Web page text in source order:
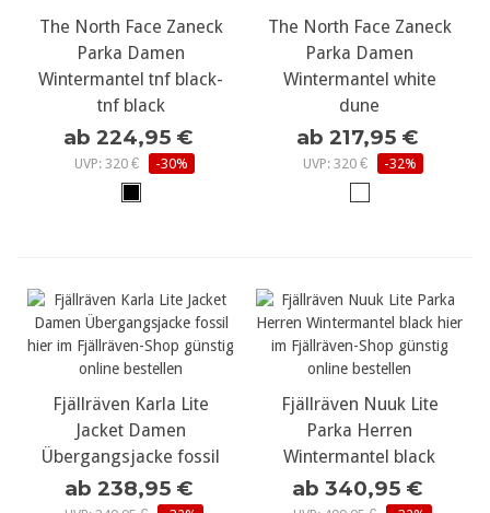
The North Face Zaneck
Parka Damen
Wintermantel tnf black-
tnf black
ab 224,95 €
UVP: 320 € -30%
The North Face Zaneck
Parka Damen
Wintermantel white
dune
ab 217,95 €
UVP: 320 € -32%
Fjällräven Karla Lite
Jacket Damen
Übergangsjacke fossil
ab 238,95 €
Fjällräven Nuuk Lite
Parka Herren
Wintermantel black
ab 340,95 €